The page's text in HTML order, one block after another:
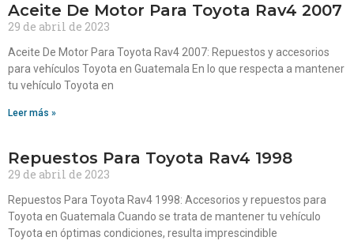
Aceite De Motor Para Toyota Rav4 2007
29 de abril de 2023
Aceite De Motor Para Toyota Rav4 2007: Repuestos y accesorios
para vehículos Toyota en Guatemala En lo que respecta a mantener
tu vehículo Toyota en
Leer más »
Repuestos Para Toyota Rav4 1998
29 de abril de 2023
Repuestos Para Toyota Rav4 1998: Accesorios y repuestos para
Toyota en Guatemala Cuando se trata de mantener tu vehículo
Toyota en óptimas condiciones, resulta imprescindible